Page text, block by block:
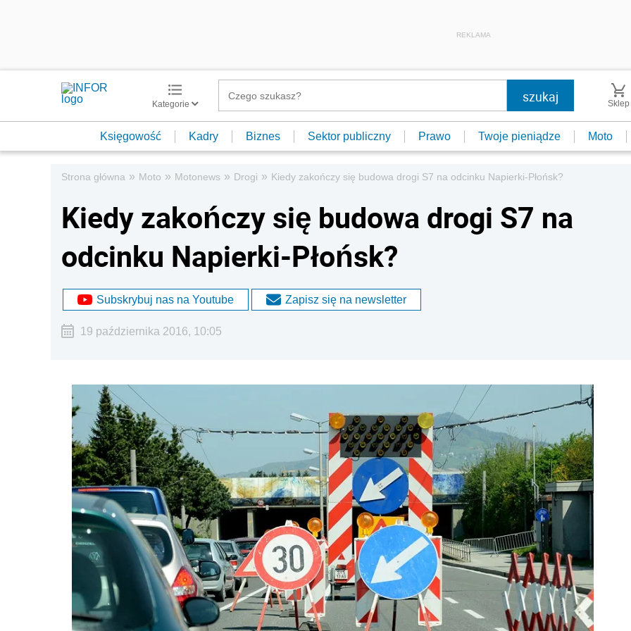
REKLAMA
Kategorie Sklep
Księgowość Kadry Biznes Sektor publiczny Prawo Twoje pieniądze Moto
Strona główna » Moto » Motonews » Drogi » Kiedy zakończy się budowa drogi S7 na odcinku Napierki-Płońsk?
Kiedy zakończy się budowa drogi S7 na
odcinku Napierki-Płońsk?
Subskrybuj nas na Youtube Zapisz się na newsletter
19 października 2016, 10:05